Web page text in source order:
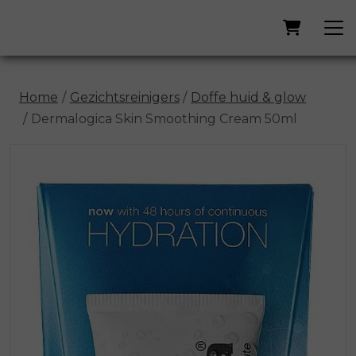
Home Gezichtsreinigers
Doffe huid & glow
Dermalogica Skin Smoothing Cream 50ml